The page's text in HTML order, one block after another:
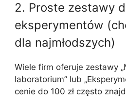
2. Proste zestawy
eksperymentów
dla najmłodszych)
Wiele firm oferuje zestawy
laboratorium” lub
cenie do 100 zł często